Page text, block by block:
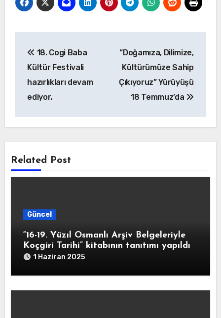
gezinmesi
18. Cogi Baba
Kültür Festivali
hazırlıkları devam
ediyor.
“Doğamıza, Dilimize,
Kültürümüze Sahip
Çıkıyoruz” Yürüyüşü
18 Temmuz’da
Related Post
Güncel
“16-19. Yüzıl Osmanlı Arşiv Belgeleriyle
Koçgiri Tarihi” kitabının tanıtımı yapıldı
1 Haziran 2025